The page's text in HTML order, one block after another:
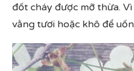
đốt cháy được mỡ thừa.
vằng tươi hoặc khô để